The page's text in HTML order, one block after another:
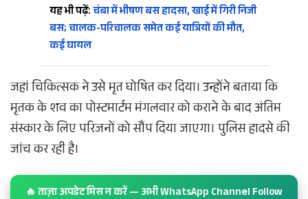
यह भी पढ़ें:चंबा में भीषण बस हादसा, खाई में गिरी निजी
बस; चालक-परिचालक समेत कई यात्रियों की मौत,
कई घायल
जहां चिकित्सक ने उसे मृत घोषित कर दिया। उन्होंने बताया कि
मृतक के शव का पोस्टमार्टम मंगलवार को कराने के बाद अंतिम
संस्कार के लिए परिजनों को सौंप दिया जाएगा। पुलिस हादसे की
जांच कर रही है।
🔥 ताज़ा अपडेट मिस न करें — अभी WhatsApp Channel Follow